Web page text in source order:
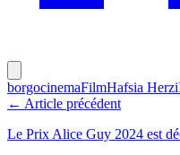
borgocinemaFilmHafsia Herzi
← Article précédent
Le Prix Alice Guy 2024 est